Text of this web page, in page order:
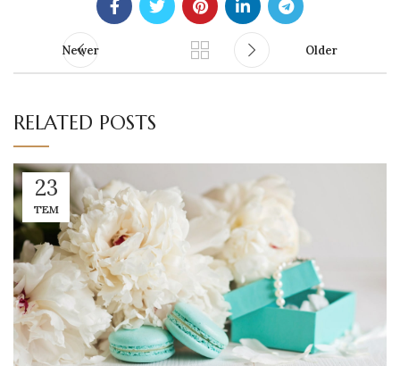
Newer Older
RELATED POSTS
23
TEM